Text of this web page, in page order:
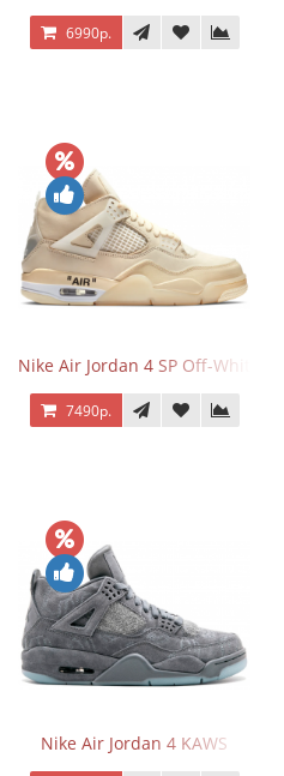
6990р.
Nike Air Jordan 4 SP Off-White Sail
7490р.
Nike Air Jordan 4 KAWS